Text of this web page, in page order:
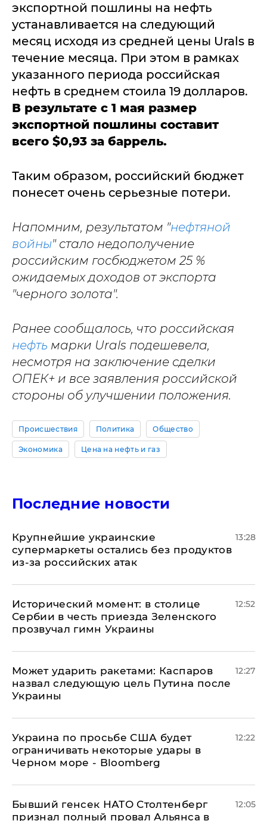
экспортной пошлины на нефть
устанавливается на следующий
месяц исходя из средней цены Urals в
течение месяца. При этом в рамках
указанного периода российская
нефть в среднем стоила 19 долларов.
В результате с 1 мая размер
экспортной пошлины составит
всего $0,93 за баррель.
Таким образом, российский бюджет
понесет очень серьезные потери.
Напомним, результатом "нефтяной
войны" стало недополучение
российским госбюджетом 25 %
ожидаемых доходов от экспорта
"черного золота".
Ранее сообщалось, что российская
нефть марки Urals подешевела,
несмотря на заключение сделки
ОПЕК+ и все заявления российской
стороны об улучшении положения.
Происшествия Политика Общество
Экономика Цена на нефть и газ
Последние новости
Крупнейшие украинские
супермаркеты остались без продуктов
из-за российских атак
13:28
Исторический момент: в столице
Сербии в честь приезда Зеленского
прозвучал гимн Украины
12:52
Может ударить ракетами: Каспаров
назвал следующую цель Путина после
Украины
12:27
Украина по просьбе США будет
ограничивать некоторые удары в
Черном море - Bloomberg
12:22
Бывший генсек НАТО Столтенберг
признал полный провал Альянса в
12:05